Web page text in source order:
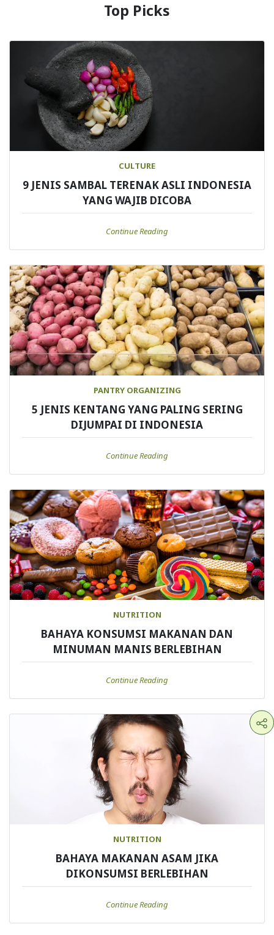
Top Picks
CULTURE
9 JENIS SAMBAL TERENAK ASLI INDONESIA
YANG WAJIB DICOBA
Continue Reading
PANTRY ORGANIZING
5 JENIS KENTANG YANG PALING SERING
DIJUMPAI DI INDONESIA
Continue Reading
NUTRITION
BAHAYA KONSUMSI MAKANAN DAN
MINUMAN MANIS BERLEBIHAN
Continue Reading
NUTRITION
BAHAYA MAKANAN ASAM JIKA
DIKONSUMSI BERLEBIHAN
Continue Reading